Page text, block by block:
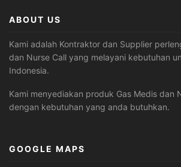
ABOUT US
Kami adalah Kontraktor dan Supplier
dan Nurse Call yang melayani kebutuhan
Indonesia.
Kami menyediakan produk Gas Medis dan
dengan kebutuhan yang anda butuhkan.
GOOGLE MAPS